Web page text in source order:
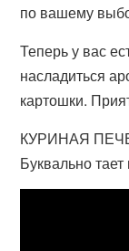
по вашему
Теперь у вас
насладиться
картошки.
КУРИНАЯ
Буквально